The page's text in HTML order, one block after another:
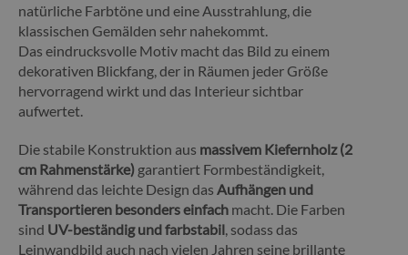
natürliche Farbtöne und eine Ausstrahlung, die
klassischen Gemälden sehr nahekommt.
Das eindrucksvolle Motiv macht das Bild zu einem
dekorativen Blickfang, der in Räumen jeder Größe
hervorragend wirkt und das Interieur sichtbar
aufwertet.
Die stabile Konstruktion aus massivem Kiefernholz (2
cm Rahmenstärke) garantiert Formbeständigkeit,
während das leichte Design das Aufhängen und
Transportieren besonders einfach macht. Die Farben
sind UV-beständig und farbstabil, sodass das
Leinwandbild auch nach vielen Jahren seine brillante